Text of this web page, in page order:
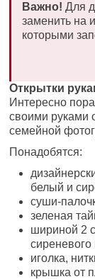
Важно! Для
заменить на
которыми
Открытки
Интересно
своими руками
семейной
Понадобятся:
белый и
суши-
зеленая
шириной 2
сиреневого
иголка,
крышка от